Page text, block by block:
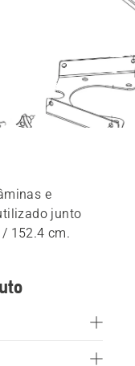
e
junto
/ 152.4 cm.